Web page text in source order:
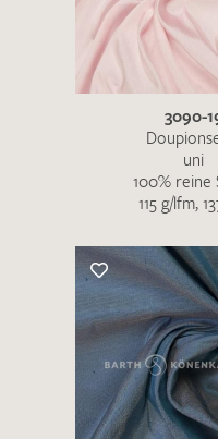
3090-
uni
100% reine
115 g/lfm,